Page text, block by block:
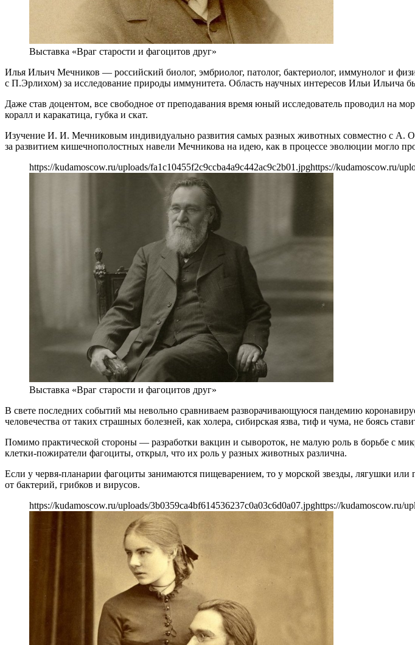
Выставка «Враг старости и фагоцитов друг»
Илья Ильич Мечников — российский биолог, эмбриолог, патолог, бактериолог, иммунолог и
с П.Эрлихом) за исследование природы иммунитета. Область научных интересов Ильи Ильича
Даже став доцентом, все свободное от преподавания время юный исследователь проводил на
коралл и каракатица, губка и скат.
Изучение И. И. Мечниковым индивидуально развития самых разных животных совместно с
за развитием кишечнополостных навели Мечникова на идею, как в процессе эволюции могло
https://kudamoscow.ru/uploads/fa1c10455f2c9ccba4a9c442ac9c2b01.jpghttps://kudamoscow.ru/
Выставка «Враг старости и фагоцитов друг»
В свете последних событий мы невольно сравниваем разворачивающуюся пандемию
человечества от таких страшных болезней, как холера, сибирская язва, тиф и чума, не боясь
Помимо практической стороны — разработки вакцин и сывороток, не малую роль в борьбе с
клетки-пожиратели фагоциты, открыл, что их роль у разных животных различна.
Если у червя-планарии фагоциты занимаются пищеварением, то у морской звезды, лягушки
от бактерий, грибков и вирусов.
https://kudamoscow.ru/uploads/3b0359ca4bf614536237c0a03c6d0a07.jpghttps://kudamoscow.ru/